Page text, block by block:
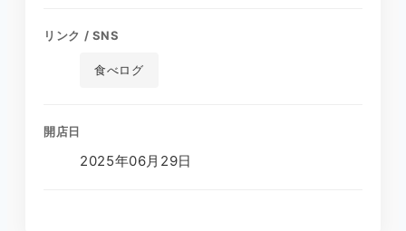
リンク / SNS
食べログ
開店日
2025年06月29日